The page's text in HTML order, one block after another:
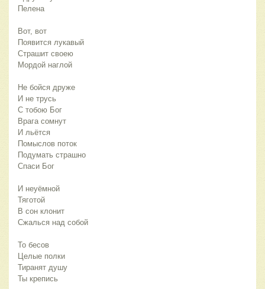
Пелена
Вот, вот
Появится лукавый
Страшит своею
Мордой наглой
Не бойся друже
И не трусь
С тобою Бог
Врага сомнут
И льётся
Помыслов поток
Подумать страшно
Спаси Бог
И неуёмной
Тяготой
В сон клонит
Сжалься над собой
То бесов
Целые полки
Тиранят душу
Ты крепись